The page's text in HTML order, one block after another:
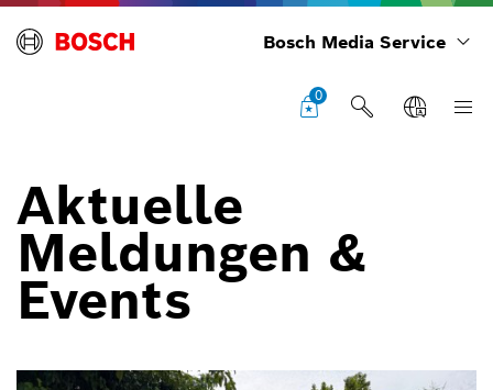
Bosch Media Service
0
Aktuelle
Meldungen &
Events